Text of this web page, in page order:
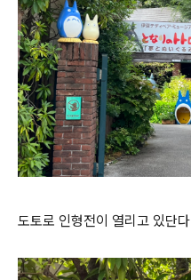
도토로 인형전이 열리고 있단다